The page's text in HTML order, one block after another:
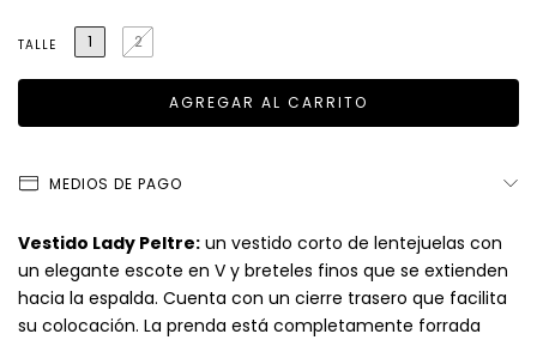
TALLE 1 2
MEDIOS DE PAGO
Vestido Lady Peltre: un vestido corto de lentejuelas con
un elegante escote en V y breteles finos que se extienden
hacia la espalda. Cuenta con un cierre trasero que facilita
su colocación. La prenda está completamente forrada